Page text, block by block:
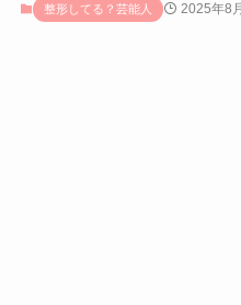
整形してる？芸能人 2025年8